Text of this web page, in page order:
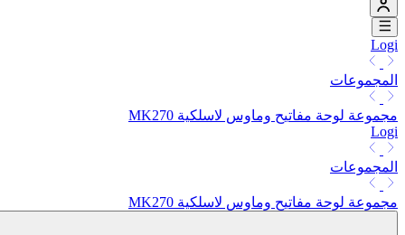
Logi
المجموعات
مجموعة لوحة مفاتيح وماوس لاسلكية MK270
Logi
المجموعات
مجموعة لوحة مفاتيح وماوس لاسلكية MK270